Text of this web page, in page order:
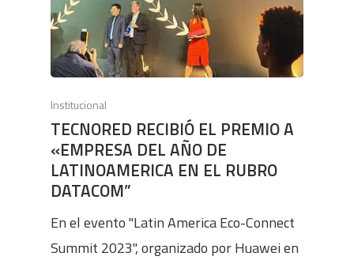
Institucional
TECNORED RECIBIÓ EL PREMIO A
«EMPRESA DEL AÑO DE
LATINOAMERICA EN EL RUBRO
DATACOM”
En el evento "Latin America Eco-Connect
Summit 2023", organizado por Huawei en